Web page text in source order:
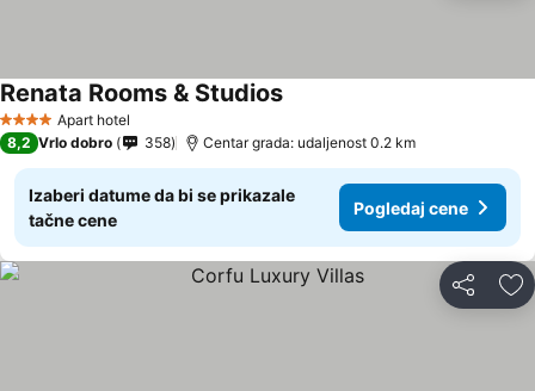
4 ZvezdiceApart hotel
Renata Rooms & StudiosPogledaj cene
8,2 Vrlo dobro 358 Centar grada: udaljenost 0.2 km
Izaberi datume da bi se prikazale
tačne cene
Pogledaj cene
Deli